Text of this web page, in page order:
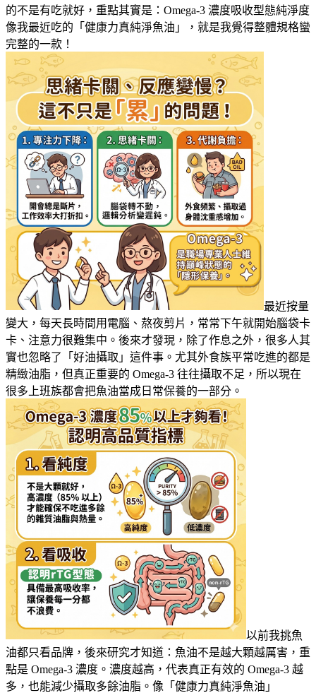
的不是有吃就好，重點其實是：Omega-3 濃度吸收型態純淨度
像我最近吃的「健康力真純淨魚油」，就是我覺得整體規格蠻
完整的一款！
最近按量
變大，每天長時間用電腦、熬夜剪片，常常下午就開始腦袋卡
卡、注意力很難集中。後來才發現，除了作息之外，很多人其
實也忽略了「好油攝取」這件事。尤其外食族平常吃進的都是
精緻油脂，但真正重要的 Omega-3 往往攝取不足，所以現在
很多上班族都會把魚油當成日常保養的一部分。
以前我挑魚
油都只看品牌，後來研究才知道：魚油不是越大顆越厲害，重
點是 Omega-3 濃度。濃度越高，代表真正有效的 Omega-3 越
多，也能減少攝取多餘油脂。像「健康力真純淨魚油」